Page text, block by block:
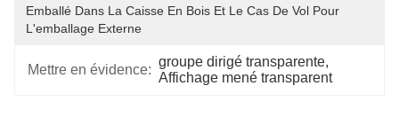
Emballé Dans La Caisse En Bois Et Le Cas De Vol Pour
L'emballage Externe
Mettre en évidence:
groupe dirigé transparente,
Affichage mené transparent